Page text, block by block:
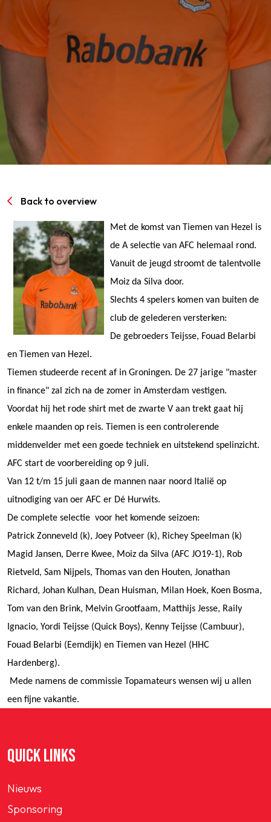
SPORTPARK GOED GENOEG
CONTACT
Back to overview
Met de komst van Tiemen van Hezel is
de A selectie van AFC helemaal rond.
Vanuit de jeugd stroomt de talentvolle
Moiz da Silva door.
Slechts 4 spelers komen van buiten de
club de gelederen versterken:
De gebroeders Teijsse, Fouad Belarbi
en Tiemen van Hezel.
Tiemen studeerde recent af in Groningen. De 27 jarige "master
in finance" zal zich na de zomer in Amsterdam vestigen.
Voordat hij het rode shirt met de zwarte V aan trekt gaat hij
enkele maanden op reis. Tiemen is een controlerende
middenvelder met een goede techniek en uitstekend spelinzicht.
AFC start de voorbereiding op 9 juli.
Van 12 t/m 15 juli gaan de mannen naar noord Italië op
uitnodiging van oer AFC er Dé Hurwits.
De complete selectie voor het komende seizoen:
Patrick Zonneveld (k), Joey Potveer (k), Richey Speelman (k)
Magid Jansen, Derre Kwee, Moiz da Silva (AFC JO19-1), Rob
Rietveld, Sam Nijpels, Thomas van den Houten, Jonathan
Richard, Johan Kulhan, Dean Huisman, Milan Hoek, Koen Bosma,
Tom van den Brink, Melvin Grootfaam, Matthijs Jesse, Raily
Ignacio, Yordi Teijsse (Quick Boys), Kenny Teijsse (Cambuur),
Fouad Belarbi (Eemdijk) en Tiemen van Hezel (HHC
Hardenberg).
Mede namens de commissie Topamateurs wensen wij u allen
een fijne vakantie.
QUICK LINKS
Nieuws
Sponsoring